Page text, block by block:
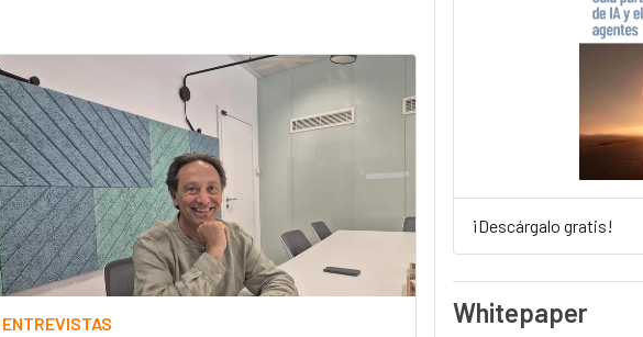
ENTREVISTAS
¡Descárgalo gratis!
Whitepaper